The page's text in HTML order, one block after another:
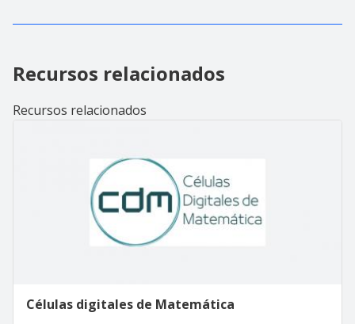
Recursos relacionados
Recursos relacionados
Células digitales de Matemática